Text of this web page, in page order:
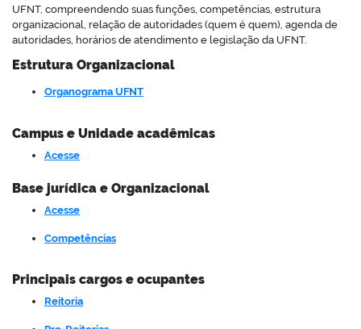
UFNT, compreendendo suas funções, competências, estrutura
organizacional, relação de autoridades (quem é quem), agenda de
autoridades, horários de atendimento e legislação da UFNT.
Estrutura Organizacional
Organograma UFNT
Campus e Unidade acadêmicas
Acesse
Base jurídica e Organizacional
Acesse
Competências
Principais cargos e ocupantes
Reitoria